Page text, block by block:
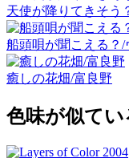
天使が降りてきそう
船頭唄が聞こえる？/
癒しの花畑/富良野
色味が似てい